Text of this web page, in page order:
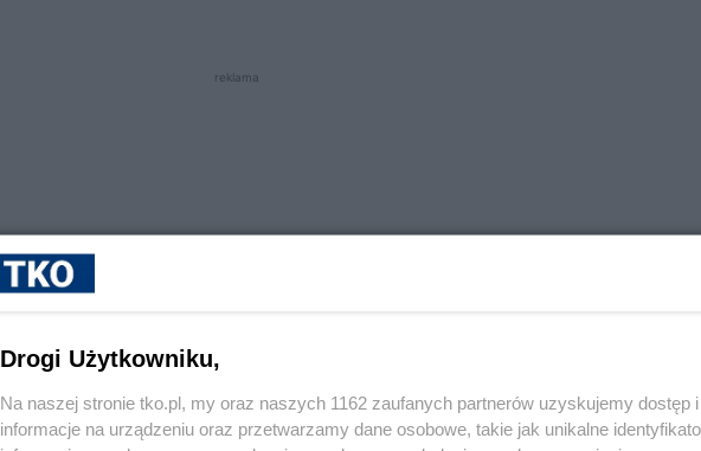
reklama
Drogi Użytkowniku,
Na naszej stronie tko.pl, my oraz naszych 1162 zaufanych partnerów uzyskujemy dostęp
informacje na urządzeniu oraz przetwarzamy dane osobowe, takie jak unikalne